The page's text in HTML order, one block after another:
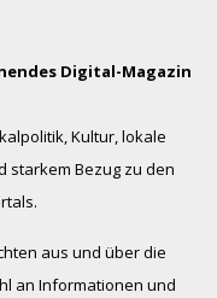
Digital-Magazin
Kultur, lokale
starkem Bezug zu den
aus und über die
an Informationen und